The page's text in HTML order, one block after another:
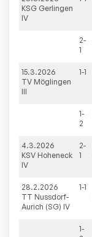
KSG Gerlingen
IV
2-
1
15.3.2026
TV Möglingen
III
1-1
1-
2
4.3.2026
KSV Hoheneck
IV
2-
1
28.2.2026
TT Nussdorf-
Aurich (SG) IV
1-1
1-